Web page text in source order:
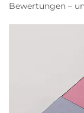
Bewertungen –